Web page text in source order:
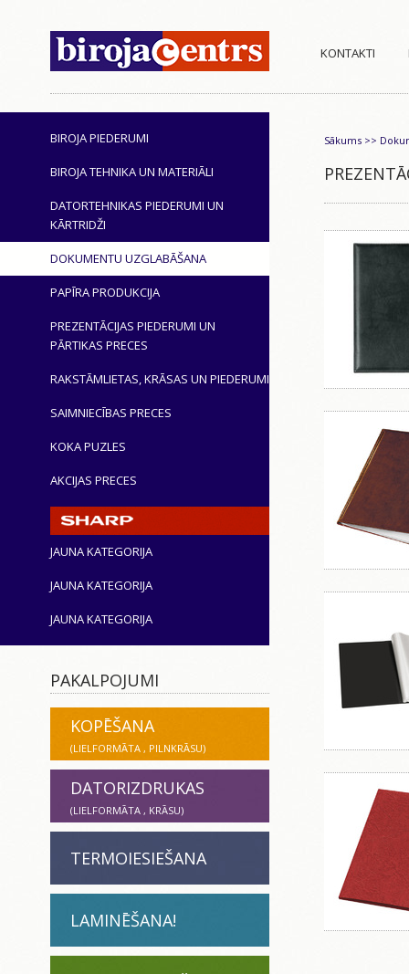
KONTAKTI
BIROJA PIEDERUMI
BIROJA TEHNIKA UN MATERIĀLI
DATORTEHNIKAS PIEDERUMI UN
KĀRTRIDŽI
DOKUMENTU UZGLABĀŠANA
PAPĪRA PRODUKCIJA
PREZENTĀCIJAS PIEDERUMI UN
PĀRTIKAS PRECES
RAKSTĀMLIETAS, KRĀSAS UN PIEDERUMI
SAIMNIECĪBAS PRECES
KOKA PUZLES
AKCIJAS PRECES
JAUNA KATEGORIJA
JAUNA KATEGORIJA
JAUNA KATEGORIJA
Sākums >>
PAKALPOJUMI
KOPĒŠANA
(LIELFORMĀTA , PILNKRĀSU)
DATORIZDRUKAS
(LIELFORMĀTA , KRĀSU)
TERMOIESIEŠANA
LAMINĒŠANA!